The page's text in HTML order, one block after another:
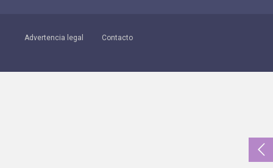
Advertencia legal Contacto